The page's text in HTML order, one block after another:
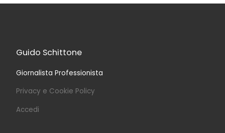
Guido Schittone
Giornalista Professionista
Privacy e Cookie Policy
Accedi